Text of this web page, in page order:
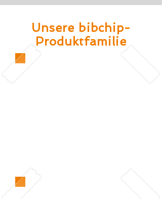
Unsere bibchip-
Produktfamilie